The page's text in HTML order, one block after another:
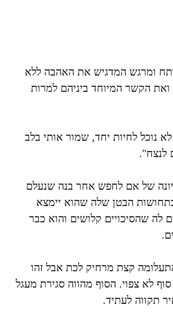
ומרגש המדגיש את האהבה ללא
הקשר המיוחד ביניהם למרות
נוכל לחיות יחד, שמור אותי בלב
לנצח".
של אם לחפש אחר בנה שנעלם
הבטן שלה שהוא יימצא
לה שהסיכויים קלושים והוא כבר
קצת מרחיק לכת אבל זהו
לא צפוי. הסוף מהווה סגירת מעגל
תקווה לעתיד.